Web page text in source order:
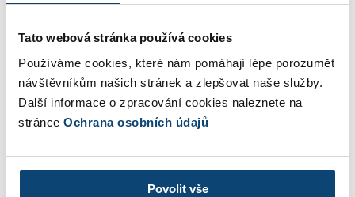
Tato webová stránka používá cookies
Používáme cookies, které nám pomáhají lépe porozumět
návštěvníkům našich stránek a zlepšovat naše služby.
Další informace o zpracování cookies naleznete na
stránce Ochrana osobních údajů
Povolit vše
Termín podání oznámení:
Standardní zákonný termín je do 10. 1. 2026. V roce
2026 tento den připadá na sobotu a oznámení je tak
možné podat do nejbližšího pracovního dne, tedy do
12. 1. 2025.
Změna pásma paušální daně